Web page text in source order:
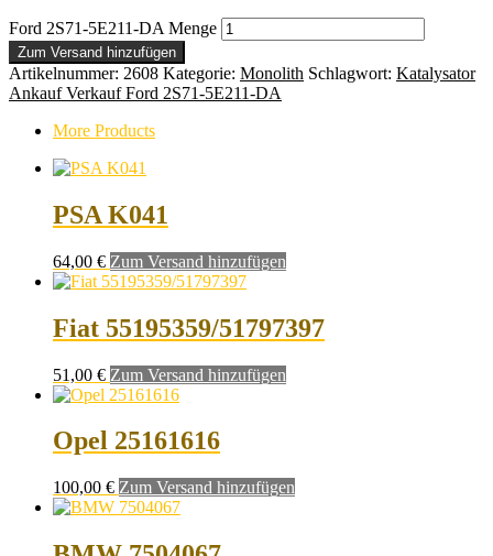
Ford 2S71-5E211-DA Menge
Zum Versand hinzufügen
Artikelnummer: 2608 Kategorie: Monolith Schlagwort: Katalysator
Ankauf Verkauf Ford 2S71-5E211-DA
More Products
PSA K041
64,00 € Zum Versand hinzufügen
Fiat 55195359/51797397
51,00 € Zum Versand hinzufügen
Opel 25161616
100,00 € Zum Versand hinzufügen